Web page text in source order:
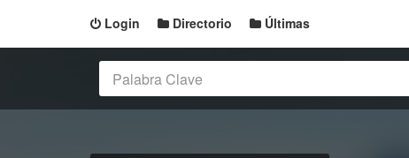
Login Directorio Últimas